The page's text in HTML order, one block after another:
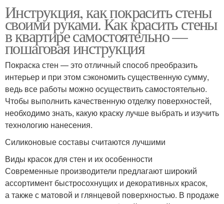
Инструкция, как покрасить стены
своими руками. Как красить стены
в квартире самостоятельно —
пошаговая инструкция
Покраска стен — это отличный способ преобразить
интерьер и при этом сэкономить существенную сумму,
ведь все работы можно осуществить самостоятельно.
Чтобы выполнить качественную отделку поверхностей,
необходимо знать, какую краску лучше выбрать и изучить
технологию нанесения.
Силиконовые составы считаются лучшими
Виды красок для стен и их особенности
Современные производители предлагают широкий
ассортимент быстросохнущих и декоративных красок,
а также с матовой и глянцевой поверхностью. В продаже